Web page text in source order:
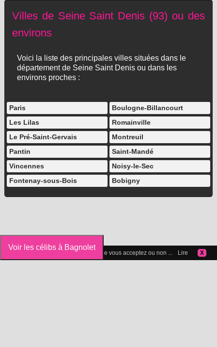
Villes de Seine Saint Denis (93) ou des
environs
Voici la liste des principales villes situées dans le
département de Seine Saint Denis ou dans les
environs proches :
Paris
Boulogne-Billancourt
Les Lilas
Romainville
Le Pré-Saint-Gervais
Montreuil
Pantin
Saint-Mandé
Vincennes
Noisy-le-Sec
Fontenay-sous-Bois
Bobigny
Voir les célibs à Bagnolet
Vous pouvez gérer les cookies que vous acceptez ou non ... Lire X